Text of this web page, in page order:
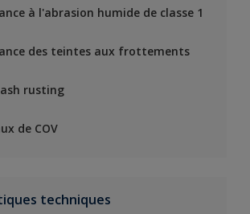
à l'abrasion humide de classe 1
des teintes aux frottements
rusting
de COV
techniques